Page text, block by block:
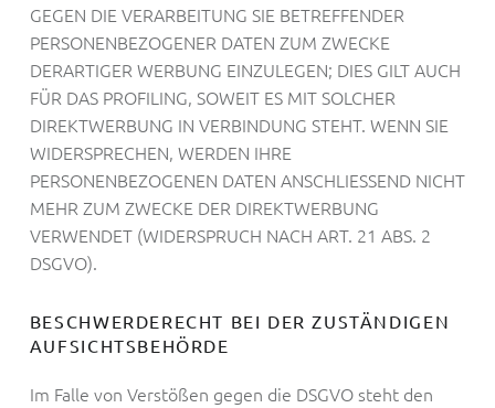
GEGEN DIE VERARBEITUNG SIE BETREFFENDER
PERSONENBEZOGENER DATEN ZUM ZWECKE
DERARTIGER WERBUNG EINZULEGEN; DIES GILT AUCH
FÜR DAS PROFILING, SOWEIT ES MIT SOLCHER
DIREKTWERBUNG IN VERBINDUNG STEHT. WENN SIE
WIDERSPRECHEN, WERDEN IHRE
PERSONENBEZOGENEN DATEN ANSCHLIESSEND NICHT
MEHR ZUM ZWECKE DER DIREKTWERBUNG
VERWENDET (WIDERSPRUCH NACH ART. 21 ABS. 2
DSGVO).
BESCHWERDE­RECHT BEI DER ZUSTÄNDIGEN
AUFSICHTS­BEHÖRDE
Im Falle von Verstößen gegen die DSGVO steht den